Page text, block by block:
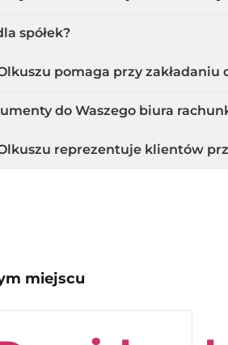
spółek?
pomaga przy
do Waszego biura
reprezentuje klientów
miejscu